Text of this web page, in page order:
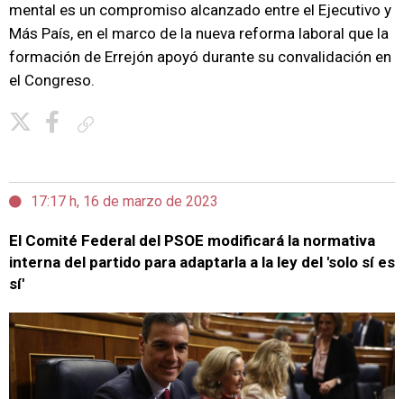
mental es un compromiso alcanzado entre el Ejecutivo y
Más País, en el marco de la nueva reforma laboral que la
formación de Errejón apoyó durante su convalidación en
el Congreso.
17:17 h, 16 de marzo de 2023
El Comité Federal del PSOE modificará la normativa
interna del partido para adaptarla a la ley del 'solo sí es
sí'